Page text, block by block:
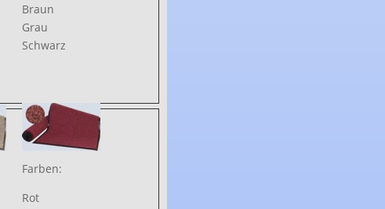
Braun
Grau
Schwarz
Farben:
Rot